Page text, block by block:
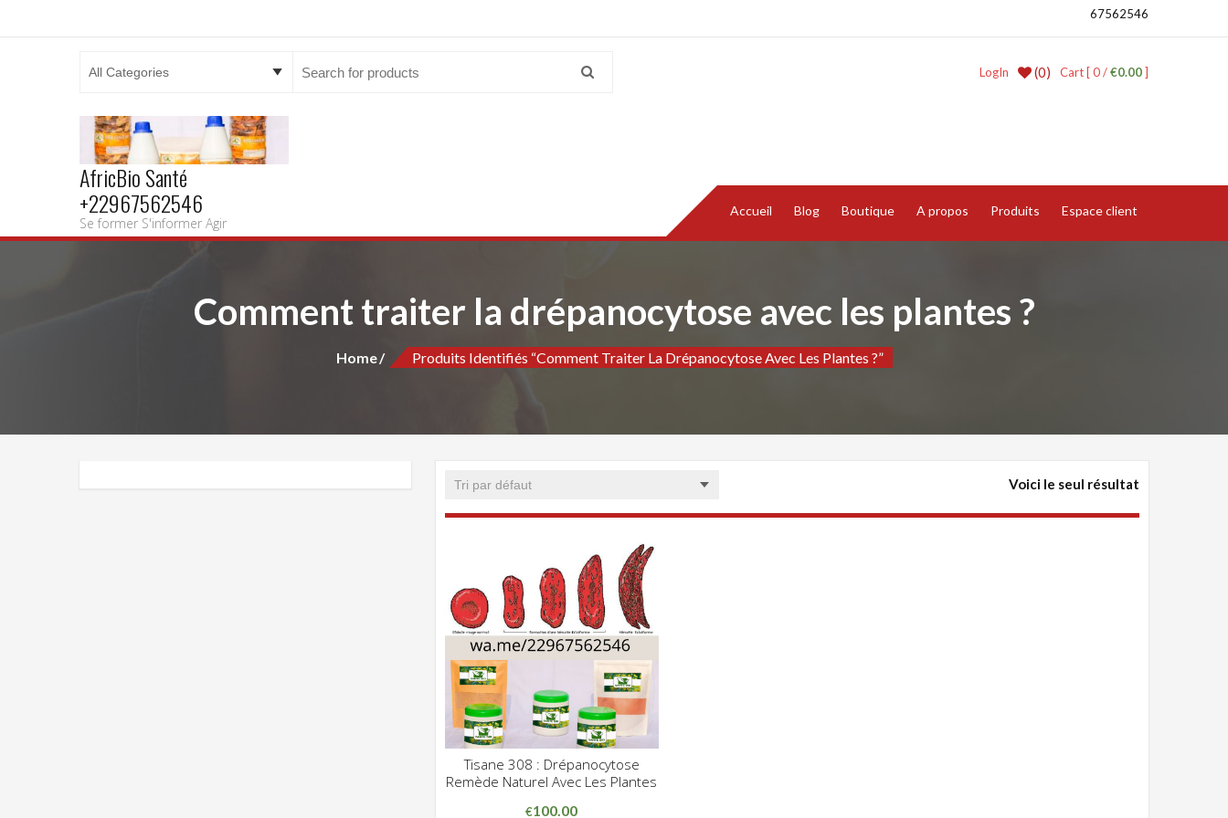
67562546
Cart [ 0 /€0.00]
(0)
LogIn
AfricBio Santé
+22967562546
Se former S'informer Agir
Accueil Blog Boutique A propos Produits Espace client
Comment traiter la drépanocytose avec les plantes ?
Home Produits Identifiés “Comment Traiter La Drépanocytose Avec Les Plantes ?”
Voici le seul résultat
CLIQUEZ POUR VOIR
ADD WISHLIST
Tisane 308 : Drépanocytose
Remède Naturel Avec Les Plantes
€100.00